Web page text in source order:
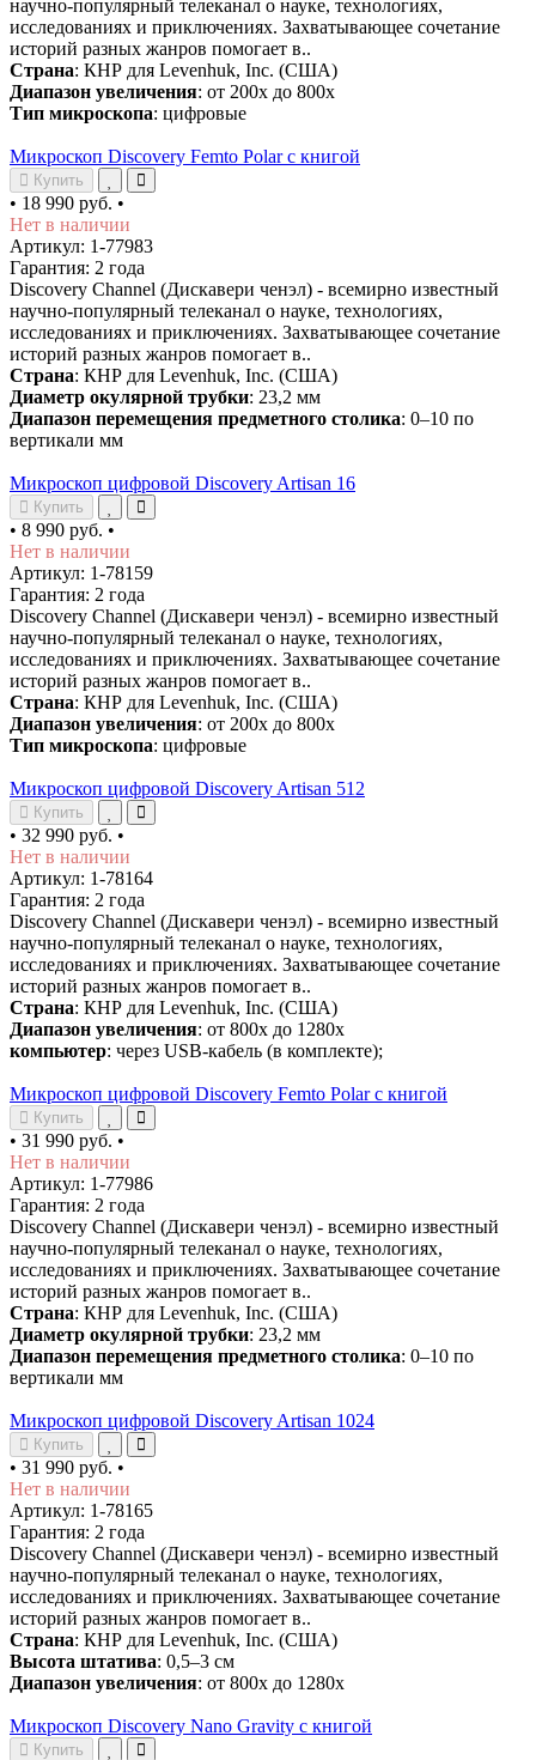
научно-популярный телеканал о науке, технологиях,
исследованиях и приключениях. Захватывающее сочетание
историй разных жанров помогает в..
Страна: КНР для Levenhuk, Inc. (США)
Диапазон увеличения: от 200х до 800х
Тип микроскопа: цифровые
Микроскоп Discovery Femto Polar с книгой
Купить
• 18 990 руб. •
Нет в наличии
Артикул: 1-77983
Гарантия: 2 года
Discovery Channel (Дискавери ченэл) - всемирно известный
научно-популярный телеканал о науке, технологиях,
исследованиях и приключениях. Захватывающее сочетание
историй разных жанров помогает в..
Страна: КНР для Levenhuk, Inc. (США)
Диаметр окулярной трубки: 23,2 мм
Диапазон перемещения предметного столика: 0–10 по
вертикали мм
Микроскоп цифровой Discovery Artisan 16
Купить
• 8 990 руб. •
Нет в наличии
Артикул: 1-78159
Гарантия: 2 года
Discovery Channel (Дискавери ченэл) - всемирно известный
научно-популярный телеканал о науке, технологиях,
исследованиях и приключениях. Захватывающее сочетание
историй разных жанров помогает в..
Страна: КНР для Levenhuk, Inc. (США)
Диапазон увеличения: от 200х до 800х
Тип микроскопа: цифровые
Микроскоп цифровой Discovery Artisan 512
Купить
• 32 990 руб. •
Нет в наличии
Артикул: 1-78164
Гарантия: 2 года
Discovery Channel (Дискавери ченэл) - всемирно известный
научно-популярный телеканал о науке, технологиях,
исследованиях и приключениях. Захватывающее сочетание
историй разных жанров помогает в..
Страна: КНР для Levenhuk, Inc. (США)
Диапазон увеличения: от 800х до 1280х
компьютер: через USB-кабель (в комплекте);
Микроскоп цифровой Discovery Femto Polar с книгой
Купить
• 31 990 руб. •
Нет в наличии
Артикул: 1-77986
Гарантия: 2 года
Discovery Channel (Дискавери ченэл) - всемирно известный
научно-популярный телеканал о науке, технологиях,
исследованиях и приключениях. Захватывающее сочетание
историй разных жанров помогает в..
Страна: КНР для Levenhuk, Inc. (США)
Диаметр окулярной трубки: 23,2 мм
Диапазон перемещения предметного столика: 0–10 по
вертикали мм
Микроскоп цифровой Discovery Artisan 1024
Купить
• 31 990 руб. •
Нет в наличии
Артикул: 1-78165
Гарантия: 2 года
Discovery Channel (Дискавери ченэл) - всемирно известный
научно-популярный телеканал о науке, технологиях,
исследованиях и приключениях. Захватывающее сочетание
историй разных жанров помогает в..
Страна: КНР для Levenhuk, Inc. (США)
Высота штатива: 0,5–3 см
Диапазон увеличения: от 800х до 1280х
Микроскоп Discovery Nano Gravity с книгой
Купить